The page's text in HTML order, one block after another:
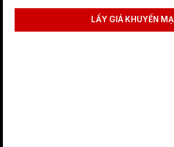
bánh
LẤY GIÁ KHUYẾN MẠI